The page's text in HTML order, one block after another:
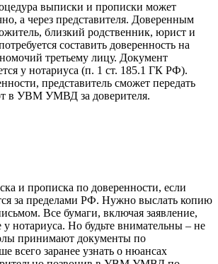
выписки и прописки может
а через представителя. Доверенным
близкий родственник, юрист и
составить доверенность на
третьему лицу. Документ
у нотариуса (п. 1 ст. 185.1 ГК РФ).
представитель сможет передать
в УВМ УМВД за доверителя.
и прописка по доверенности, если
за пределами РФ. Нужно выслать копию
Все бумаги, включая заявление,
у нотариуса. Но будьте внимательны – не
принимают документы по
всего заранее узнать о нюансах